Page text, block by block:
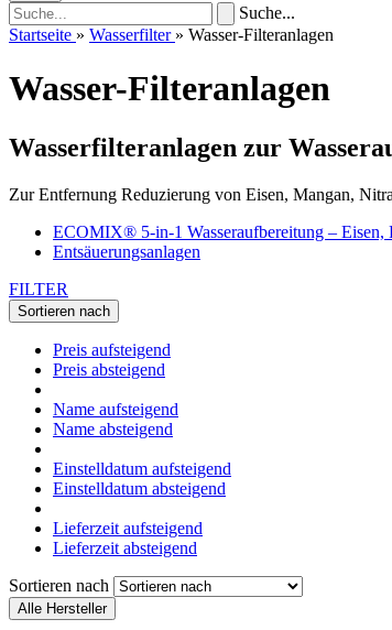
Suche...
Startseite » Wasserfilter » Wasser-Filteranlagen
Wasser-Filteranlagen
Wasserfilteranlagen zur
Zur Entfernung Reduzierung von Eisen, Mangan,
ECOMIX® 5-in-1 Wasseraufbereitung –
Entsäuerungsanlagen
FILTER
Sortieren nach
Preis aufsteigend
Preis absteigend
Name aufsteigend
Name absteigend
Einstelldatum aufsteigend
Einstelldatum absteigend
Lieferzeit aufsteigend
Lieferzeit absteigend
Sortieren nach
Alle Hersteller